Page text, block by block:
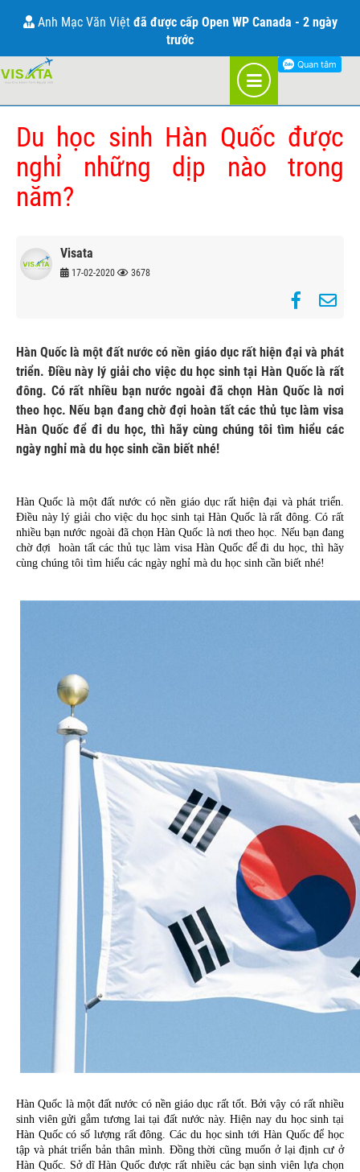
THÔNG TIN VỀ VISA HÀN QUỐC
TRANG CHỦ
Du học sinh Hàn Quốc được
nghỉ những dịp nào trong
năm?
Visata
17-02-2020 3678
Hàn Quốc là một đất nước có nền giáo dục rất hiện đại và phát
triển. Điều này lý giải cho việc du học sinh tại Hàn Quốc là rất
đông. Có rất nhiều bạn nước ngoài đã chọn Hàn Quốc là nơi
theo học. Nếu bạn đang chờ đợi hoàn tất các thủ tục làm visa
Hàn Quốc để đi du học, thì hãy cùng chúng tôi tìm hiểu các
ngày nghỉ mà du học sinh cần biết nhé!
Hàn Quốc là một đất nước có nền giáo dục rất hiện đại và phát triển.
Điều này lý giải cho việc du học sinh tại Hàn Quốc là rất đông. Có rất
nhiều bạn nước ngoài đã chọn Hàn Quốc là nơi theo học. Nếu bạn đang
chờ đợi  hoàn tất các thủ tục làm visa Hàn Quốc để đi du học, thì hãy
cùng chúng tôi tìm hiểu các ngày nghỉ mà du học sinh cần biết nhé!
Hàn Quốc là một đất nước có nền giáo dục rất tốt. Bởi vậy có rất nhiều
sinh viên gửi gắm tương lai tại đất nước này. Hiện nay du học sinh tại
Hàn Quốc có số lượng rất đông. Các du học sinh tới Hàn Quốc để học
tập và phát triển bản thân mình. Đồng thời cũng muốn ở lại định cư ở
Hàn Quốc. Sở dĩ Hàn Quốc được rất nhiều các bạn sinh viên lựa chọn
Chị Bùi Thị Thu Hươngđã được cấp super visa Canada - 2 ngày
trước